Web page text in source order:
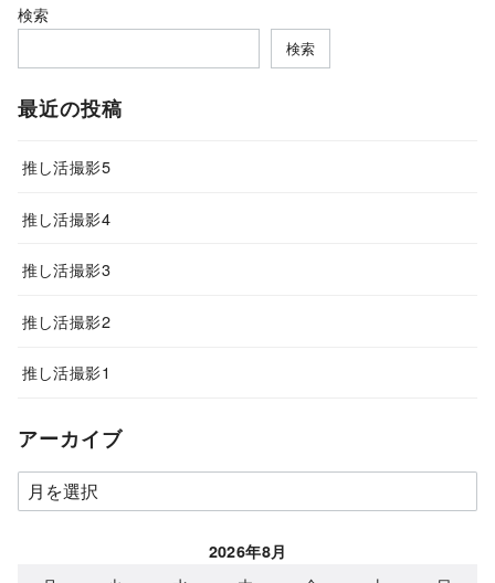
検索
検索
最近の投稿
推し活撮影5
推し活撮影4
推し活撮影3
推し活撮影2
推し活撮影1
アーカイブ
ア
ー
2026年8月